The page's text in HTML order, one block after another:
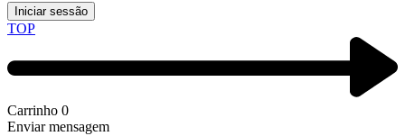
Iniciar sessão
TOP
Carrinho 0
Enviar mensagem